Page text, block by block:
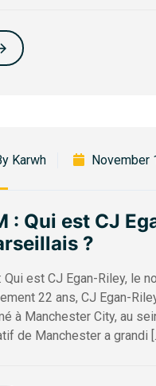
Karwh November
: Qui est CJ
?
Qui est CJ Egan-Riley, le
22 ans, CJ Egan-
à Manchester City, au
de Manchester a grandi